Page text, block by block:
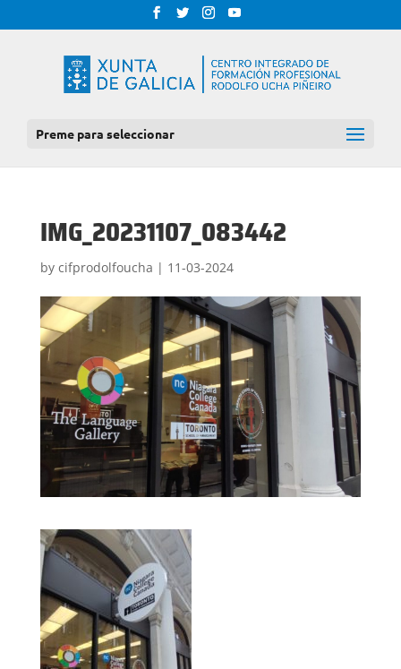
Preme para seleccionar
IMG_20231107_083442
by cifprodolfoucha | 11-03-2024